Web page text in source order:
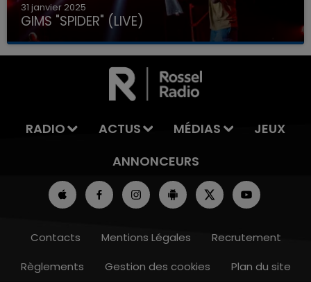
31 janvier 2025
GIMS "SPIDER" (LIVE)
RADIO ACTUS MÉDIAS
JEUX
ANNONCEURS
Contacts Mentions Légales
Recrutement
Règlements
Gestion des cookies Plan du site